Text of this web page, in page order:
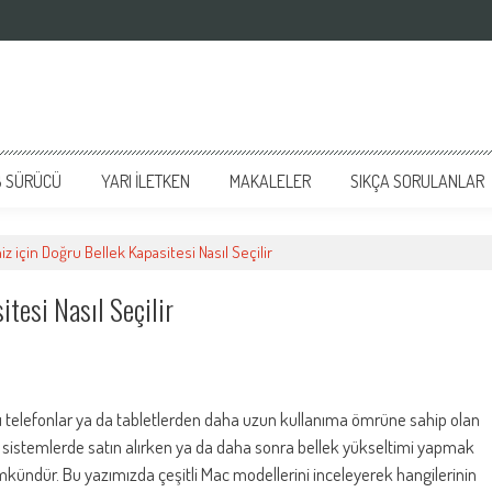
SÜRÜCÜ YARI İLETKEN MAKALELER SIKÇA SORULANLAR
için Doğru Bellek Kapasitesi Nasıl Seçilir
Nasıl Seçilir
telefonlar ya da tabletlerden daha uzun kullanıma ömrüne sahip olan
satın alırken ya da daha sonra bellek yükseltimi yapmak
Bu yazımızda çeşitli Mac modellerini inceleyerek hangilerinin